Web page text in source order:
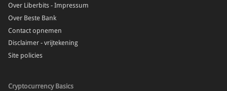
Over Liberbits - Impressum
Over Beste Bank
Contact opnemen
Disclaimer - vrijtekening
Site policies
Cryptocurrency Basics